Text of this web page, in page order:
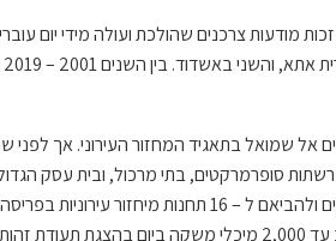
אל שמואל בתאגיד המחזור העירוני. אך
לאסוף את הבקבוקים ולהביאם ל – 16